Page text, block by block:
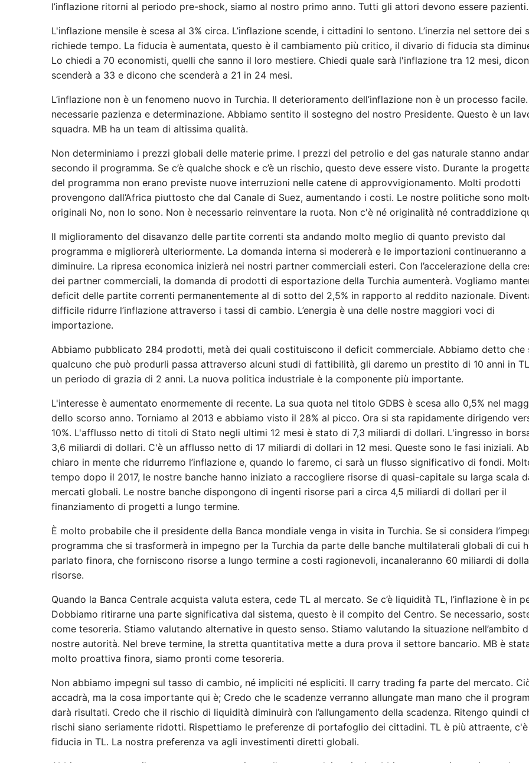
l’inflazione ritorni al periodo pre-shock, siamo al nostro primo anno. Tutti gli attori devono essere pazienti.
L'inflazione mensile è scesa al 3% circa. L’inflazione scende, i cittadini lo sentono. L’inerzia nel settore dei
richiede tempo. La fiducia è aumentata, questo è il cambiamento più critico, il divario di fiducia sta
Lo chiedi a 70 economisti, quelli che sanno il loro mestiere. Chiedi quale sarà l'inflazione tra 12 mesi,
scenderà a 33 e dicono che scenderà a 21 in 24 mesi.
L’inflazione non è un fenomeno nuovo in Turchia. Il deterioramento dell’inflazione non è un processo
necessarie pazienza e determinazione. Abbiamo sentito il sostegno del nostro Presidente. Questo è un
squadra. MB ha un team di altissima qualità.
Non determiniamo i prezzi globali delle materie prime. I prezzi del petrolio e del gas naturale stanno
secondo il programma. Se c’è qualche shock e c’è un rischio, questo deve essere visto. Durante la
del programma non erano previste nuove interruzioni nelle catene di approvvigionamento. Molti prodotti
provengono dall’Africa piuttosto che dal Canale di Suez, aumentando i costi. Le nostre politiche sono
originali No, non lo sono. Non è necessario reinventare la ruota. Non c'è né originalità né contraddizione
Il miglioramento del disavanzo delle partite correnti sta andando molto meglio di quanto previsto dal
programma e migliorerà ulteriormente. La domanda interna si modererà e le importazioni continueranno a
diminuire. La ripresa economica inizierà nei nostri partner commerciali esteri. Con l’accelerazione della
dei partner commerciali, la domanda di prodotti di esportazione della Turchia aumenterà. Vogliamo
deficit delle partite correnti permanentemente al di sotto del 2,5% in rapporto al reddito nazionale.
difficile ridurre l’inflazione attraverso i tassi di cambio. L’energia è una delle nostre maggiori voci di
importazione.
Abbiamo pubblicato 284 prodotti, metà dei quali costituiscono il deficit commerciale. Abbiamo detto che
qualcuno che può produrli passa attraverso alcuni studi di fattibilità, gli daremo un prestito di 10 anni in
un periodo di grazia di 2 anni. La nuova politica industriale è la componente più importante.
L'interesse è aumentato enormemente di recente. La sua quota nel titolo GDBS è scesa allo 0,5% nel
dello scorso anno. Torniamo al 2013 e abbiamo visto il 28% al picco. Ora si sta rapidamente dirigendo
10%. L'afflusso netto di titoli di Stato negli ultimi 12 mesi è stato di 7,3 miliardi di dollari. L'ingresso in
3,6 miliardi di dollari. C'è un afflusso netto di 17 miliardi di dollari in 12 mesi. Queste sono le fasi iniziali.
chiaro in mente che ridurremo l’inflazione e, quando lo faremo, ci sarà un flusso significativo di fondi.
tempo dopo il 2017, le nostre banche hanno iniziato a raccogliere risorse di quasi-capitale su larga scala
mercati globali. Le nostre banche dispongono di ingenti risorse pari a circa 4,5 miliardi di dollari per il
finanziamento di progetti a lungo termine.
È molto probabile che il presidente della Banca mondiale venga in visita in Turchia. Se si considera
programma che si trasformerà in impegno per la Turchia da parte delle banche multilaterali globali di cui
parlato finora, che forniscono risorse a lungo termine a costi ragionevoli, incanaleranno 60 miliardi di
risorse.
Quando la Banca Centrale acquista valuta estera, cede TL al mercato. Se c’è liquidità TL, l’inflazione è in
Dobbiamo ritirarne una parte significativa dal sistema, questo è il compito del Centro. Se necessario,
come tesoreria. Stiamo valutando alternative in questo senso. Stiamo valutando la situazione nell’ambito
nostre autorità. Nel breve termine, la stretta quantitativa mette a dura prova il settore bancario. MB è
molto proattiva finora, siamo pronti come tesoreria.
Non abbiamo impegni sul tasso di cambio, né impliciti né espliciti. Il carry trading fa parte del mercato.
accadrà, ma la cosa importante qui è; Credo che le scadenze verranno allungate man mano che il
darà risultati. Credo che il rischio di liquidità diminuirà con l’allungamento della scadenza. Ritengo quindi
rischi siano seriamente ridotti. Rispettiamo le preferenze di portafoglio dei cittadini. TL è più attraente, c'è
fiducia in TL. La nostra preferenza va agli investimenti diretti globali.